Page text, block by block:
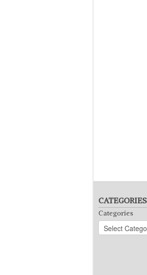
CATEGORIES
Categories